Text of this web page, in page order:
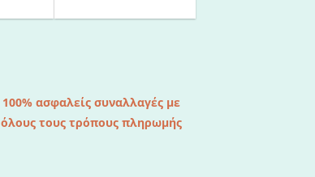
100% ασφαλείς συναλλαγές με
όλους τους τρόπους πληρωμής